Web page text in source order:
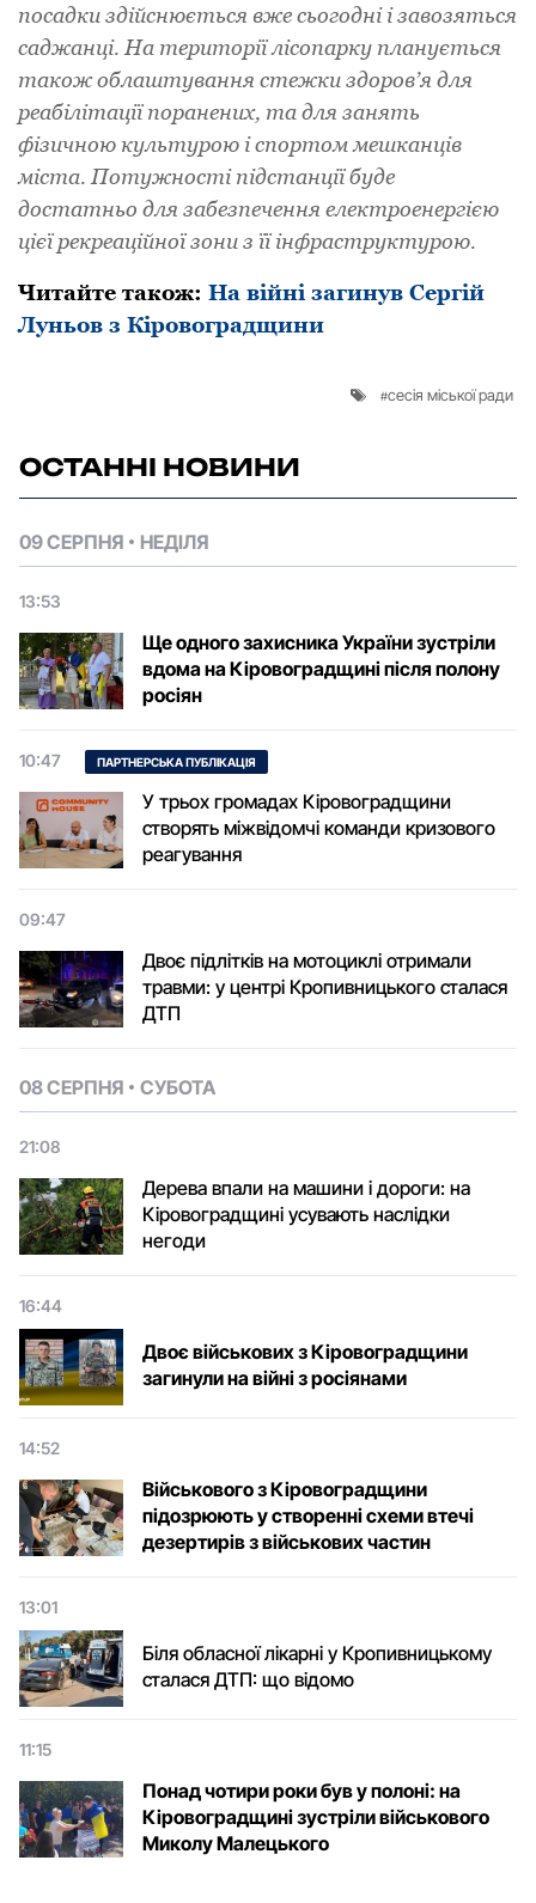
посадки здійснюється вже сьогодні і завозяться
саджанці. На території лісопарку планується
також облаштування стежки здоров’я для
реабілітації поранених, та для занять
фізичною культурою і спортом мешканців
міста. Потужності підстанції буде
достатньо для забезпечення електроенергією
цієї рекреаційної зони з її інфраструктурою.
Читайте також: На війні загинув Сергій
Луньов з Кіровоградщини
сесія міської ради
ОСТАННІ НОВИНИ
09 СЕРПНЯ НЕДІЛЯ
13:53
Ще одного захисника України зустріли
вдома на Кіровоградщині після полону
росіян
10:47 ПАРТНЕРСЬКА ПУБЛІКАЦІЯ
У трьох громадах Кіровоградщини
створять міжвідомчі команди кризового
реагування
09:47
Двоє підлітків на мотоциклі отримали
травми: у центрі Кропивницького сталася
ДТП
08 СЕРПНЯ СУБОТА
21:08
Дерева впали на машини і дороги: на
Кіровоградщині усувають наслідки
негоди
16:44
Двоє військових з Кіровоградщини
загинули на війні з росіянами
14:52
Військового з Кіровоградщини
підозрюють у створенні схеми втечі
дезертирів з військових частин
13:01
Біля обласної лікарні у Кропивницькому
сталася ДТП: що відомо
11:15
Понад чотири роки був у полоні: на
Кіровоградщині зустріли військового
Микoлу Малецькoгo